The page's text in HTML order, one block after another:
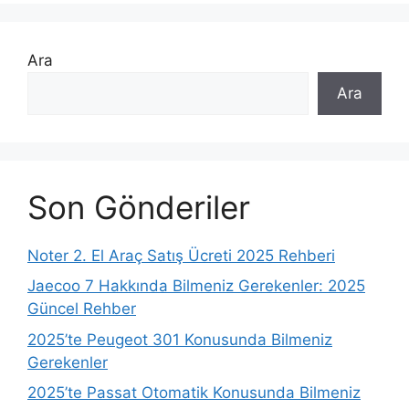
Ara
Ara
Son Gönderiler
Noter 2. El Araç Satış Ücreti 2025 Rehberi
Jaecoo 7 Hakkında Bilmeniz Gerekenler: 2025
Güncel Rehber
2025’te Peugeot 301 Konusunda Bilmeniz
Gerekenler
2025’te Passat Otomatik Konusunda Bilmeniz